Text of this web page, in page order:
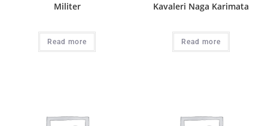
Militer
Read more
Kavaleri Naga Karimata
Read more